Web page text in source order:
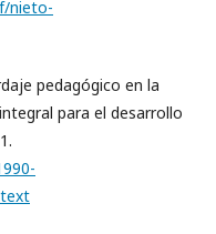
nieto-
pedagógico en la
para el desarrollo